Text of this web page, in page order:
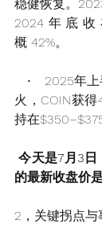
稳健恢复。
2024年底
概 42%。
•   2025年
火，COIN获
持在$350–$375
今天是7月3
的最新收盘价
2，关键拐点与